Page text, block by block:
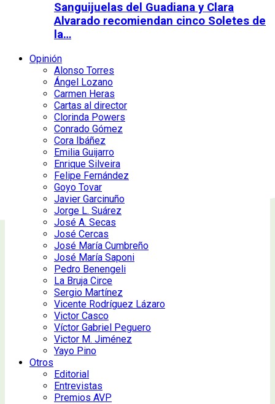
Sanguijuelas del Guadiana y Clara
Alvarado recomiendan cinco Soletes de
la…
Opinión
Alonso Torres
Ángel Lozano
Carmen Heras
Cartas al director
Clorinda Powers
Conrado Gómez
Cora Ibáñez
Emilia Guijarro
Enrique Silveira
Felipe Fernández
Goyo Tovar
Javier Garcinuño
Jorge L. Suárez
José A. Secas
José Cercas
José María Cumbreño
José María Saponi
Pedro Benengeli
La Bruja Circe
Sergio Martínez
Vicente Rodríguez Lázaro
Victor Casco
Víctor Gabriel Peguero
Victor M. Jiménez
Yayo Pino
Otros
Editorial
Entrevistas
Premios AVP